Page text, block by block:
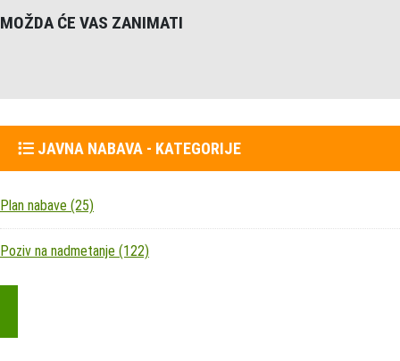
MOŽDA ĆE VAS ZANIMATI
JAVNA NABAVA - KATEGORIJE
Plan nabave (25)
Poziv na nadmetanje (122)